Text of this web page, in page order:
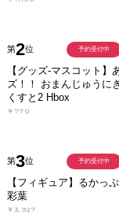
第2位
【グッズ-マスコット】
ズ！！ おまんじゅうに
くすと2 Hbox
￥770
予約受付中
第3位
【フィギュア】るかっ
彩葉
￥3,927
予約受付中